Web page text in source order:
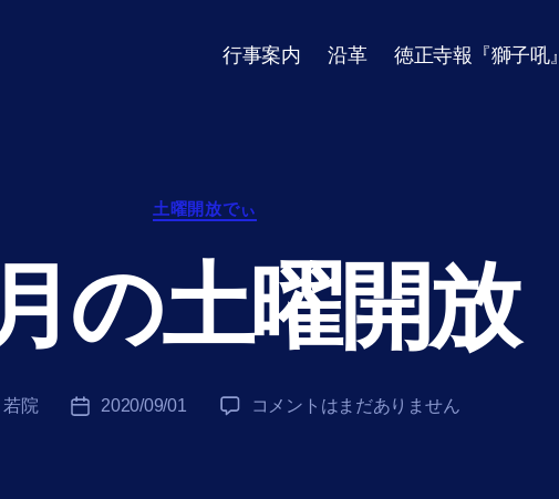
行事案内 沿革 徳正寺報『獅子吼』
Categories
土曜開放でぃ
の土曜開放
若院
Post2020/09/01
９
コメントはまだありません